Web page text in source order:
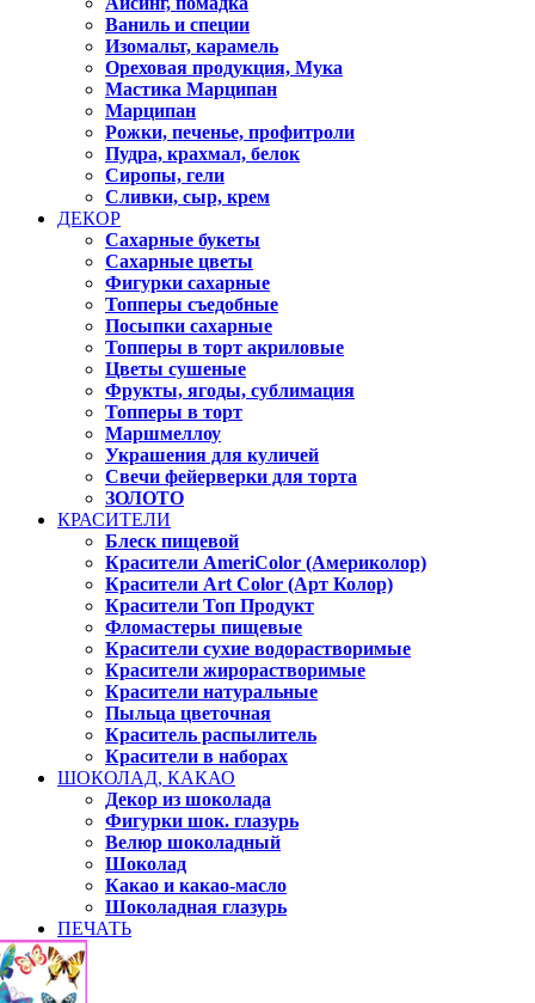
Ваниль и специи
Изомальт, карамель
Ореховая продукция, Мука
Мастика Марципан
Марципан
Рожки, печенье, профитроли
Пудра, крахмал, белок
Сиропы, гели
Сливки, сыр, крем
ДЕКОР
Сахарные букеты
Сахарные цветы
Фигурки сахарные
Топперы съедобные
Посыпки сахарные
Топперы в торт акриловые
Цветы сушеные
Фрукты, ягоды, сублимация
Топперы в торт
Маршмеллоу
Украшения для куличей
Свечи фейерверки для торта
ЗОЛОТО
КРАСИТЕЛИ
Блеск пищевой
Красители AmeriColor (Америколор)
Красители Art Color (Арт Колор)
Красители Топ Продукт
Фломастеры пищевые
Красители сухие водорастворимые
Красители жирорастворимые
Красители натуральные
Пыльца цветочная
Краситель распылитель
Красители в наборах
ШОКОЛАД, КАКАО
Декор из шоколада
Фигурки шок. глазурь
Велюр шоколадный
Шоколад
Какао и какао-масло
Шоколадная глазурь
ПЕЧАТЬ